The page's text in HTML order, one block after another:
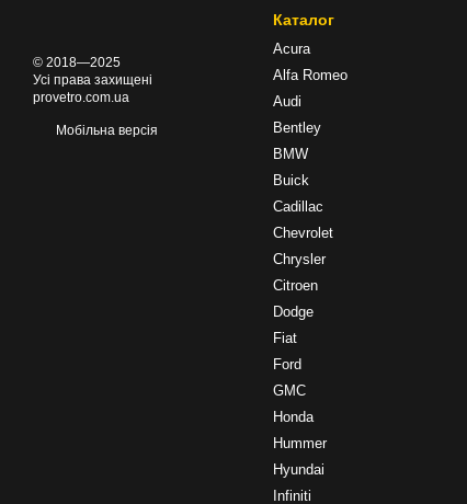
© 2018—2025
Усі права захищені
provetro.com.ua
Мобільна версія
Каталог
Acura
Alfa Romeo
Audi
Bentley
BMW
Buick
Cadillac
Chevrolet
Chrysler
Citroen
Dodge
Fiat
Ford
GMC
Honda
Hummer
Hyundai
Infiniti